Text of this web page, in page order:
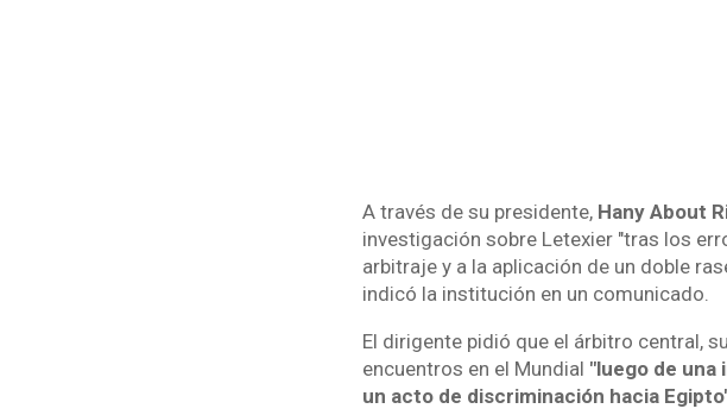
A través de su presidente, Hany About
investigación sobre Letexier "tras los
arbitraje y a la aplicación de un doble
indicó la institución en un comunicado.
El dirigente pidió que el árbitro central,
encuentros en el Mundial "luego de
un acto de discriminación hacia